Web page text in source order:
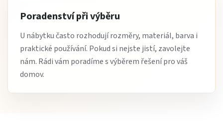
Poradenství při výběru
U nábytku často rozhodují rozměry, materiál, barva i
praktické používání. Pokud si nejste jistí, zavolejte
nám. Rádi vám poradíme s výběrem řešení pro váš
domov.